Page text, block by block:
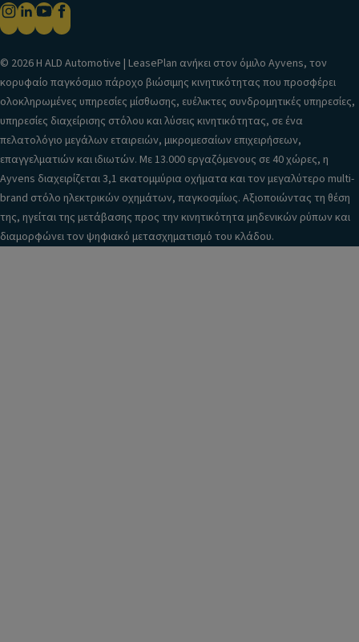
© 2026 H ALD Automotive | LeasePlan ανήκει στον όμιλο Ayvens, τον
κορυφαίο παγκόσμιο πάροχο βιώσιμης κινητικότητας που προσφέρει
ολοκληρωμένες υπηρεσίες μίσθωσης, ευέλικτες συνδρομητικές υπηρεσίες,
υπηρεσίες διαχείρισης στόλου και λύσεις κινητικότητας, σε ένα
πελατολόγιο μεγάλων εταιρειών, μικρομεσαίων επιχειρήσεων,
επαγγελματιών και ιδιωτών. Με 13.000 εργαζόμενους σε 40 χώρες, η
Ayvens διαχειρίζεται 3,1 εκατομμύρια οχήματα και τον μεγαλύτερο multi-
brand στόλο ηλεκτρικών οχημάτων, παγκοσμίως. Αξιοποιώντας τη θέση
της, ηγείται της μετάβασης προς την κινητικότητα μηδενικών ρύπων και
διαμορφώνει τον ψηφιακό μετασχηματισμό του κλάδου.